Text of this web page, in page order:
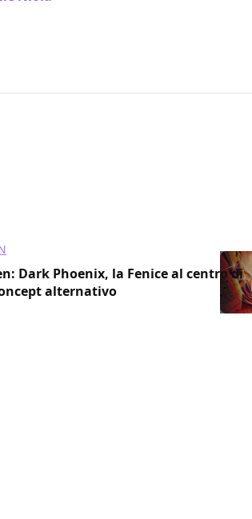
Dark Phoenix, la Fenice al centro di
alternativo